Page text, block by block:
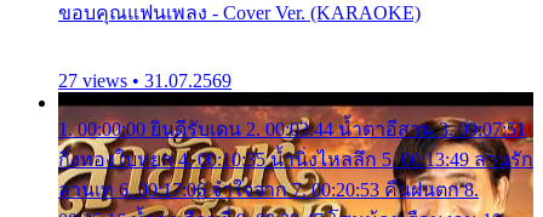
ขอบคุณแฟนเพลง - Cover Ver. (KARAOKE)
27 views • 31.07.2569
1. 00:00:00 ยินดีรับเดน 2. 00:03:44 น้ำตาอีสาน 3. 00:07:51
กิ่งทองใบหยก 4. 00:10:35 น้ำนิ่งไหลลึก 5. 00:13:49 ลานรัก
ลานเท 6. 00:17:06 จำใจจาก 7. 00:20:53 คืนฝนตก 8.